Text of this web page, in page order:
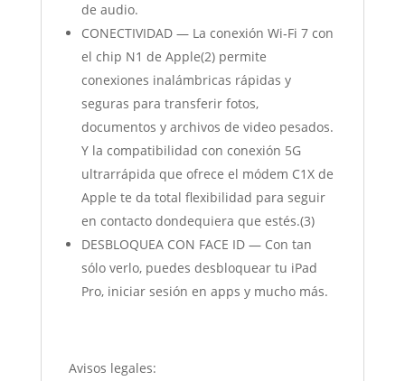
de audio.
CONECTIVIDAD — La conexión Wi‐Fi 7 con
el chip N1 de Apple(2) permite
conexiones inalámbricas rápidas y
seguras para transferir fotos,
documentos y archivos de video pesados.
Y la compatibilidad con conexión 5G
ultrarrápida que ofrece el módem C1X de
Apple te da total flexibilidad para seguir
en contacto dondequiera que estés.(3)
DESBLOQUEA CON FACE ID — Con tan
sólo verlo, puedes desbloquear tu iPad
Pro, iniciar sesión en apps y mucho más.
Avisos legales: